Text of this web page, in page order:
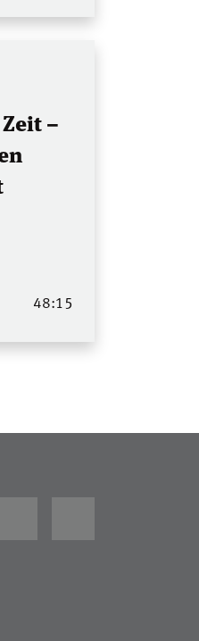
–
48:15